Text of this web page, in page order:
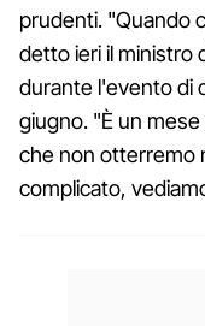
prudenti. "Quando
detto ieri il ministro
durante l'evento di
giugno. "È un
che non otterremo
complicato,